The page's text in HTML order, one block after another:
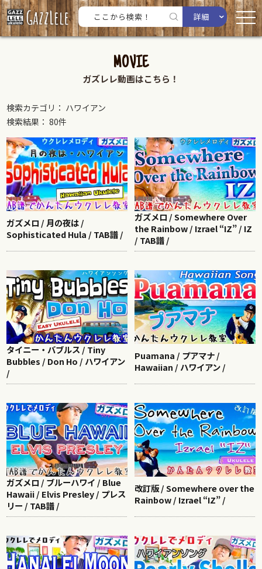
詳細
MOVIE
ガズレレ動画はこちら！
検索カテゴリ： ハワイアン
検索結果： 80件
ガズメロ / 月の夜は /
Sophisticated Hula / TAB譜 /
ガズメロ / Somewhere Over
the Rainbow / Izrael “IZ” / IZ
/ TAB譜 /
タイニー・バブルス / Tiny
Bubbles / Don Ho / ハワイアン
/
Puamana / プアマナ /
Hawaiian / ハワイアン /
ガズメロ / ブルーハワイ / Blue
Hawaii / Elvis Presley / プレス
リー / TAB譜 /
改訂版 / Somewhere over the
Rainbow / Izrael “IZ” /